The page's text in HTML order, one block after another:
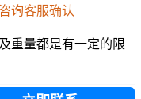
询客服确认
重量都是有一定的限